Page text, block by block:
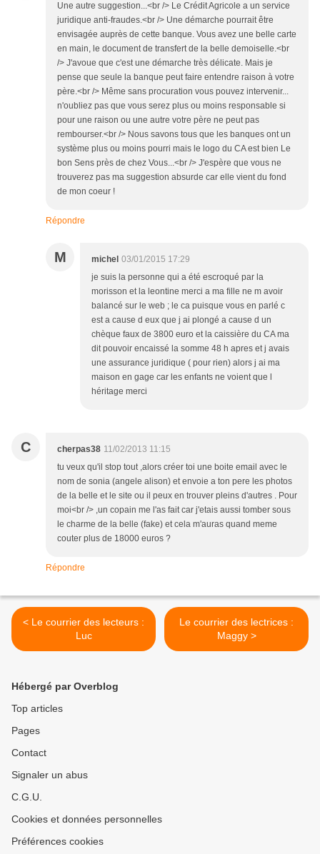
Une autre suggestion...<br /> Le Crédit Agricole a un service
juridique anti-fraudes.<br /> Une démarche pourrait être
envisagée auprès de cette banque. Vous avez une belle carte
en main, le document de transfert de la belle demoiselle.<br
/> J'avoue que c'est une démarche très délicate. Mais je
pense que seule la banque peut faire entendre raison à votre
père.<br /> Même sans procuration vous pouvez intervenir...
n'oubliez pas que vous serez plus ou moins responsable si
pour une raison ou une autre votre père ne peut pas
rembourser.<br /> Nous savons tous que les banques ont un
système plus ou moins pourri mais le logo du CA est bien Le
bon Sens près de chez Vous...<br /> J'espère que vous ne
trouverez pas ma suggestion absurde car elle vient du fond
de mon coeur !
Répondre
M michel 03/01/2015 17:29
je suis la personne qui a été escroqué par la
morisson et la leontine merci a ma fille ne m avoir
balancé sur le web ; le ca puisque vous en parlé c
est a cause d eux que j ai plongé a cause d un
chèque faux de 3800 euro et la caissière du CA ma
dit pouvoir encaissé la somme 48 h apres et j avais
une assurance juridique ( pour rien) alors j ai ma
maison en gage car les enfants ne voient que l
héritage merci
C cherpas38 11/02/2013 11:15
tu veux qu'il stop tout ,alors créer toi une boite email avec le
nom de sonia (angele alison) et envoie a ton pere les photos
de la belle et le site ou il peux en trouver pleins d'autres . Pour
moi<br /> ,un copain me l'as fait car j'etais aussi tomber sous
le charme de la belle (fake) et cela m'auras quand meme
couter plus de 18000 euros ?
Répondre
< Le courrier des lecteurs :
Luc
Le courrier des lectrices :
Maggy >
Hébergé par Overblog
Top articles
Pages
Contact
Signaler un abus
C.G.U.
Cookies et données personnelles
Préférences cookies